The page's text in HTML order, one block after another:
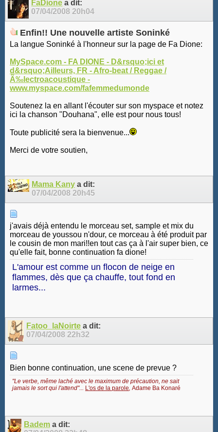
FaDione a dit:
07/04/200820h04
Enfin!! Une nouvelle artiste Soninké
La langue Soninké à l'honneur sur la page de Fa Dione:
MySpace.com - FA DIONE - D&rsquo;ici et
d&rsquo;Ailleurs, FR - Afro-beat / Reggae /
Ã‰lectroacoustique -
www.myspace.com/fafemmedumonde
Soutenez la en allant l'écouter sur son myspace et notez
ici la chanson "Douhana", elle est pour nous tous!
Toute publicité sera la bienvenue...
Merci de votre soutien,
Mama Kany a dit:
07/04/2008 20h45
j'avais déjà entendu le morceau set, sample et mix du
morceau de youssou n'dour, ce morceau à été produit par
le cousin de mon mari!!en tout cas ça à l'air super bien, ce
qu'elle fait, bonne continuation fa dione!
L'amour est comme un flocon de neige en
flammes, dès que ça chauffe, tout fond en
larmes...
Fatoo_laNoirte a dit:
07/04/200822h32
Bien bonne continuation, une scene de prevue ?
"Le verbe, même laché avec le maximum de précaution, ne sait
jamais le sort qui l'attend"... L'os de la parole Adame Ba Konaré
Badem a dit: